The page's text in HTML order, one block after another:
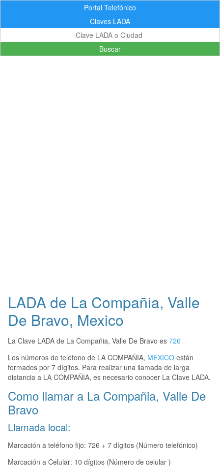
Portal Telefónico
Claves LADA
Buscar
LADA de La Compañia, Valle
De Bravo, Mexico
La Clave LADA de La Compañia, Valle De Bravo es 726
Los números de teléfono de LA COMPAÑIA, MEXICO están
formados por 7 dígitos. Para realizar una llamada de larga
distancia a LA COMPAÑIA, es necesario conocer La Clave LADA.
Como llamar a La Compañia, Valle De
Bravo
Llamada local:
Marcación a teléfono fijo: 726 + 7 dígitos (Número telefónico)
Marcación a Celular: 10 dígitos (Número de celular )